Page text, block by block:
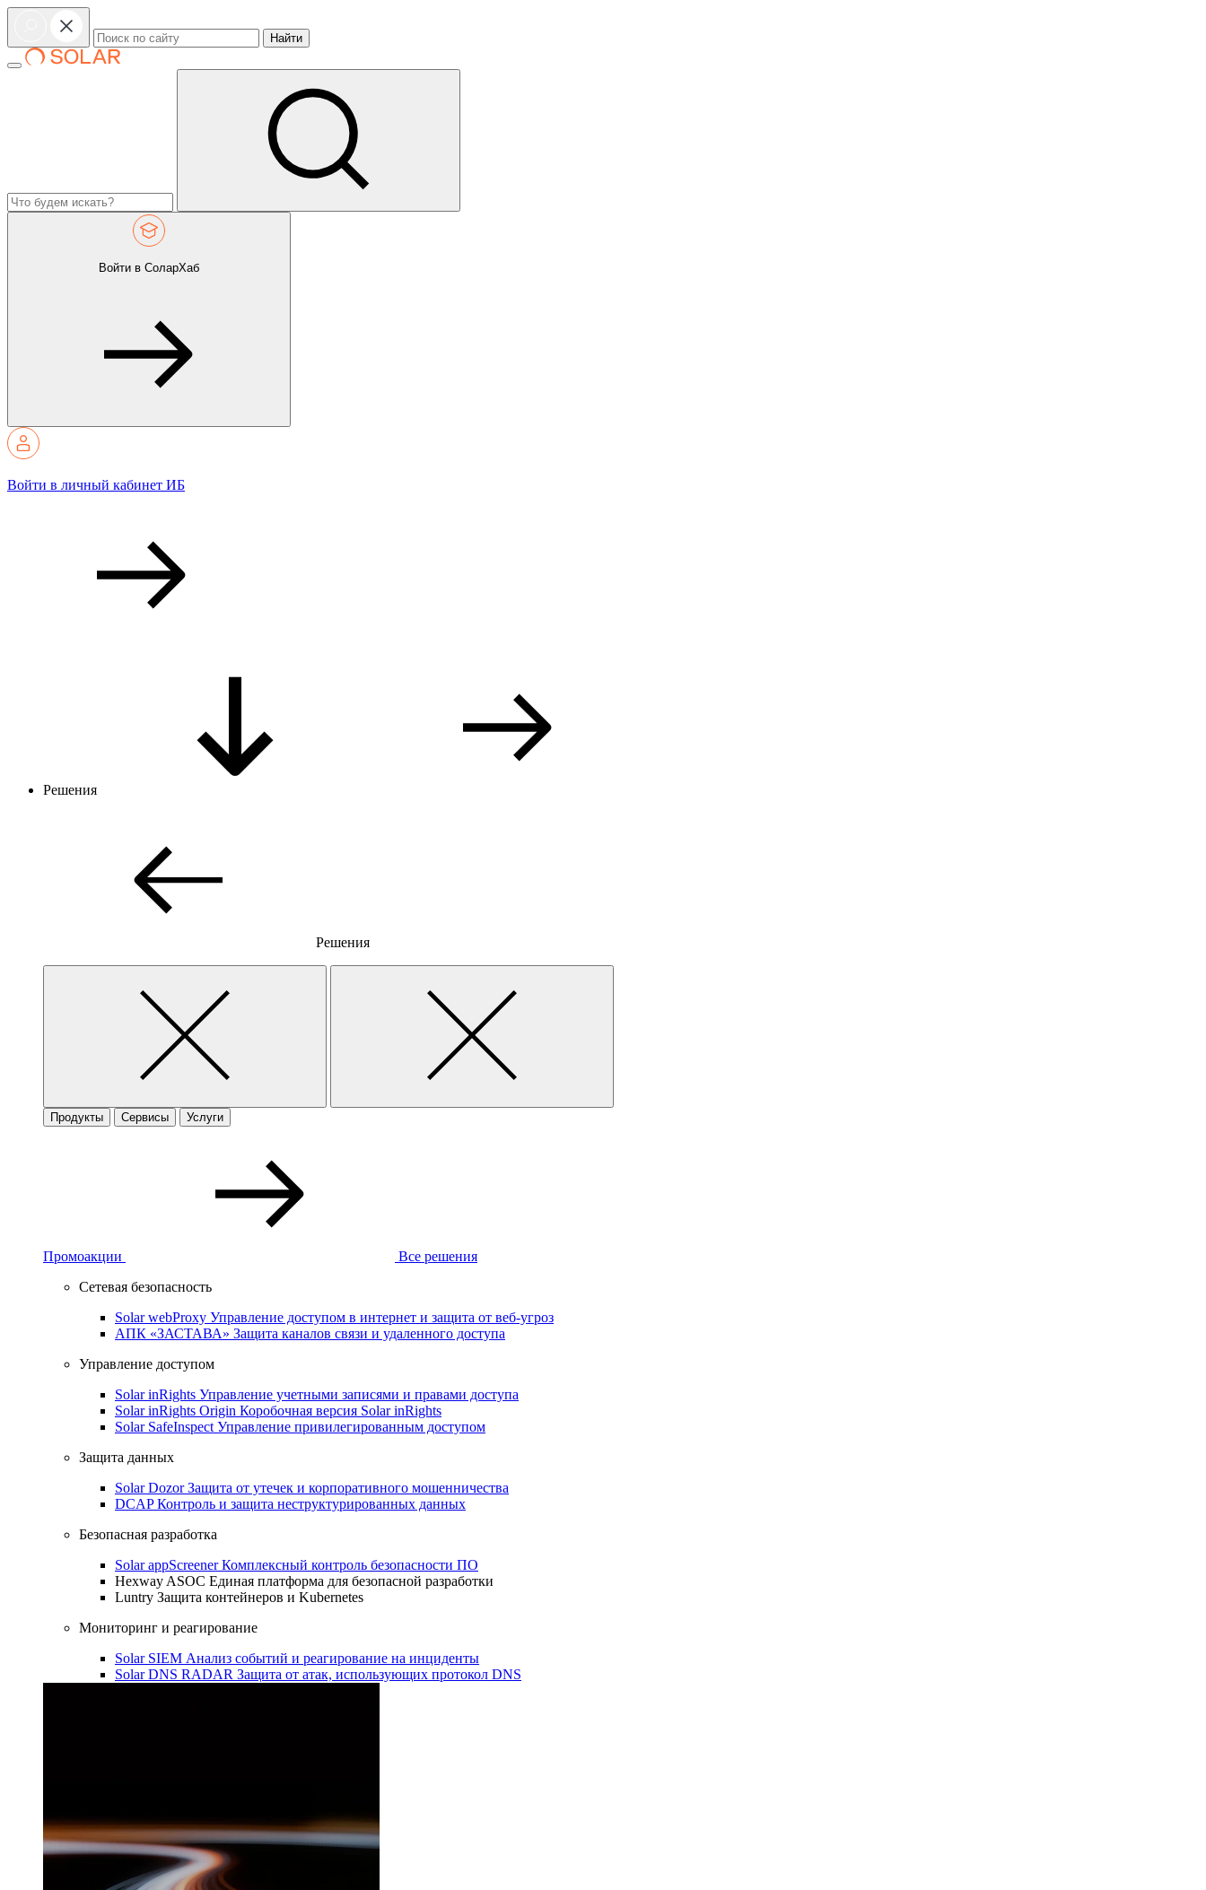
Найти
Войти в СоларХаб
Войти в личный кабинет ИБ
Решения
Решения
Продукты Сервисы Услуги
Промоакции
Все решения
Сетевая безопасность
Solar webProxy Управление доступом в интернет и защита от веб-угроз
АПК «ЗАСТАВА» Защита каналов связи и удаленного доступа
Управление доступом
Solar inRights Управление учетными записями и правами доступа
Solar inRights Origin Коробочная версия Solar inRights
Solar SafeInspect Управление привилегированным доступом
Защита данных
Solar DozorЗащита от утечек и корпоративного мошенничества
DCAPКонтроль и защита неструктурированных данных
Безопасная разработка
Solar appScreenerКомплексный контроль безопасности ПО
Hexway ASOC Единая платформа для безопасной разработки
Luntry Защита контейнеров и Kubernetes
Мониторинг и реагирование
Solar SIEM Анализ событий и реагирование на инциденты
Solar DNS RADAR Защита от атак, использующих протокол DNS